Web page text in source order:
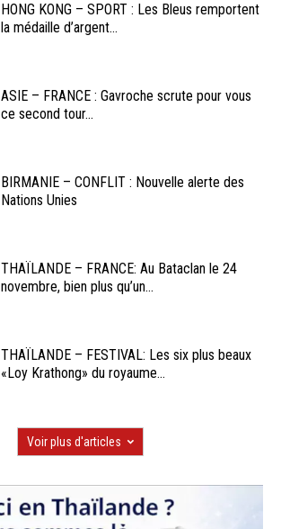
HONG KONG – SPORT : Les Bleus remportent
la médaille d’argent...
ASIE – FRANCE : Gavroche scrute pour vous
ce second tour...
BIRMANIE – CONFLIT : Nouvelle alerte des
Nations Unies
THAÏLANDE – FRANCE: Au Bataclan le 24
novembre, bien plus qu’un...
THAÏLANDE – FESTIVAL: Les six plus beaux
«Loy Krathong» du royaume...
Voir plus d'articles